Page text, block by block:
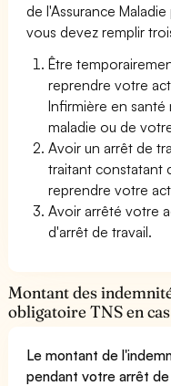
de l'Assurance
vous devez remplir
Être
reprendre votre
Infirmière en
maladie ou de
Avoir un arrêt de
traitant constatant
reprendre votre
Avoir arrêté votre
d'arrêt de travail.
Montant des
obligatoire TNS en
Le montant de
pendant votre arrêt